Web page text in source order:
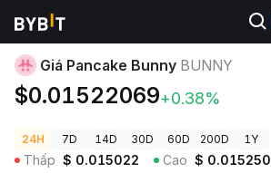
Giá Tiền Điện Tử Giá Pancake Bunny BUNNY
Giá Pancake Bunny BUNNY
$0.01522069+0.38%
24H 7D 14D 30D 60D 200D 1Y
Thấp $ 0.015022 Cao $ 0.015250